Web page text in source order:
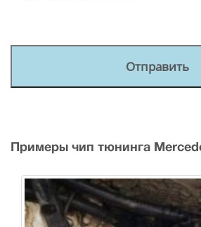
Примеры чип тюнинга